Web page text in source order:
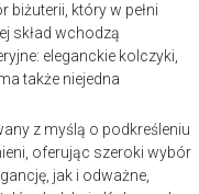
który w pełni
skład wchodzą
eleganckie kolczyki,
także niejedna
z myślą o podkreśleniu
oferując szeroki wybór
jak i odważne,